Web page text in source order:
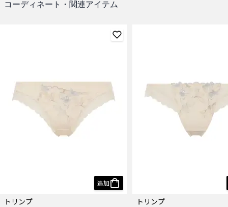
コーディネート・関連アイテム
追加
トリンプ
トリンプ